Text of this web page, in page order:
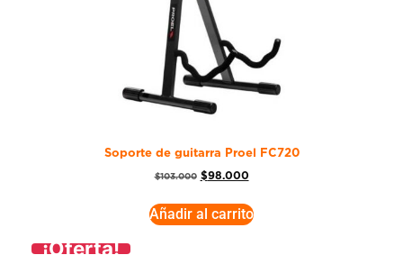
Soporte de guitarra Proel FC720
$103.000 $98.000
Añadir al carrito
¡Oferta!